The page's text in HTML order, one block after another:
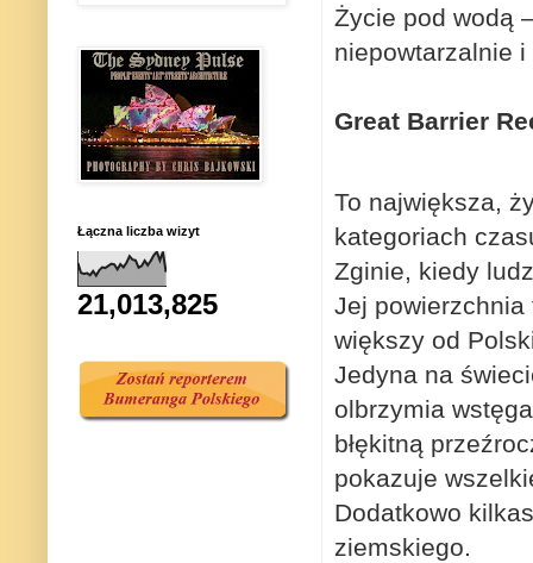
Życie pod wodą
niepowtarzalnie
Great Barrier
To największa,
kategoriach
Zginie, kiedy
Jej powierzchnia
większy od
Jedyna na
olbrzymia
błękitną
pokazuje
Dodatkowo
ziemskiego.
Łączna liczba wizyt
21,013,825